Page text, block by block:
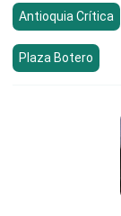
Antioquia Crítica
Plaza Botero